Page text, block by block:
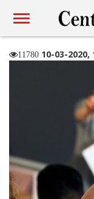
11780 10-03-2020,